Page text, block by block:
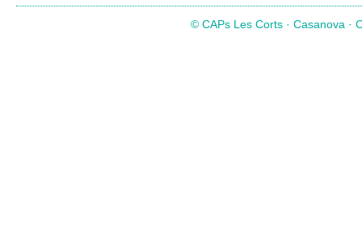
© CAPs Les Corts · Casanova ·